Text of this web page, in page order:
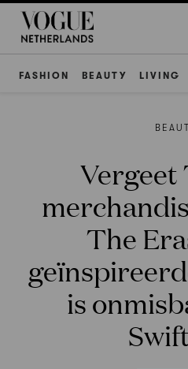
FASHION BEAUTY LIVING
Vergeet
The
is